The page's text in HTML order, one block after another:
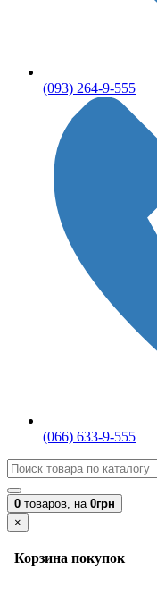
(093) 264-9-555
(066) 633-9-555
0 товаров, на 0грн
×
Корзина покупок